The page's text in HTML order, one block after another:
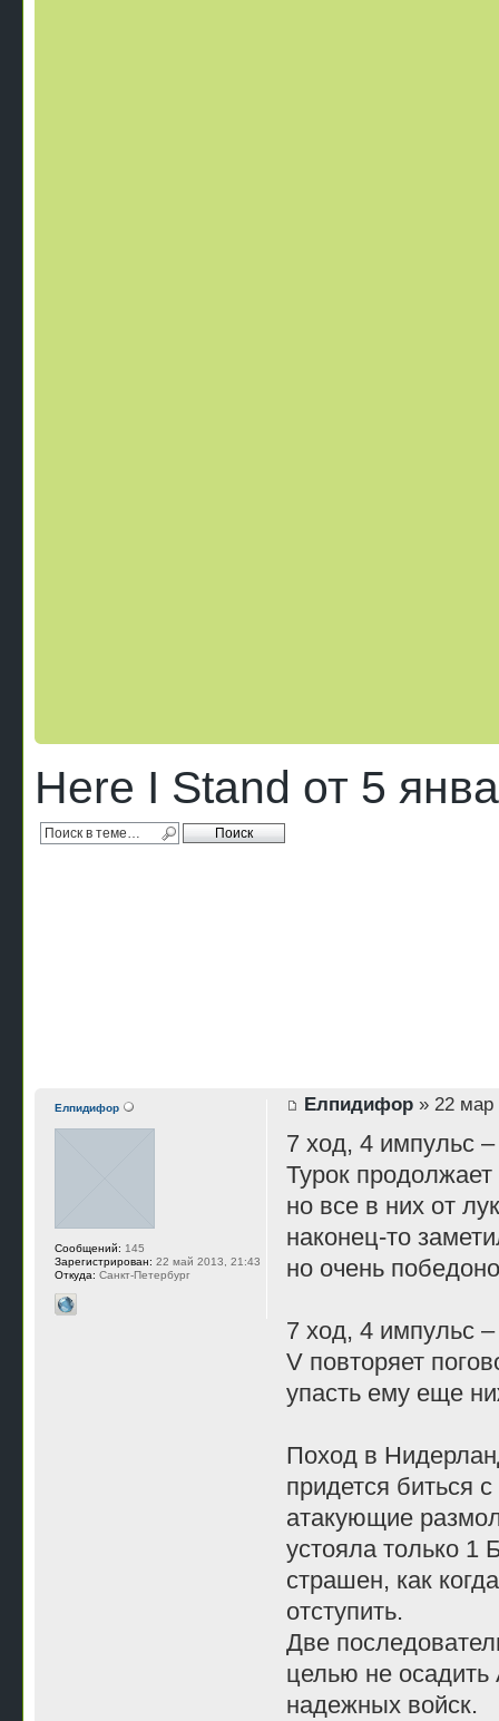
Here I Stand от 5
Елпидифор» 22 мар
7 ход, 4 импульс
Турок
но все в них от
наконец-то
но очень
7 ход, 4 импульс
V повторяет
упасть ему еще
Поход в
придется биться
атакующие
устояла только 1
страшен, как
отступить.
Две
целью не осадить
надежных войск.
Елпидифор
Сообщений: 145
Зарегистрирован: 22 май 2013, 21:43
Откуда: Санкт-Петербург